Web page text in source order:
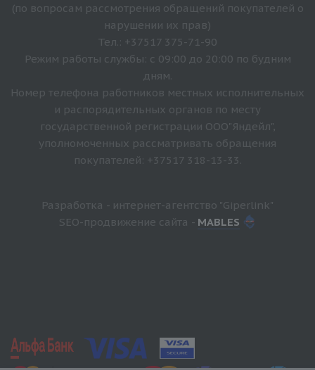
(по вопросам рассмотрения обращений покупателей о
нарушении их прав)
Тел.: +37517 375-71-90
Режим работы службы: с 09:00 до 20:00 по будним
дням.
Номер телефона работников местных исполнительных
и распорядительных органов по месту
государственной регистрации ООО"Яндейл",
уполномоченных рассматривать обращения
покупателей: +37517 318-13-33.
Разработка - интернет-агентство "Giperlink"
SEO-продвижение сайта - MABLES